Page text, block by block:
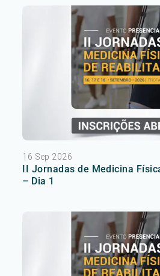
16 Sep 2026
II Jornadas de Medicina
– Dia 1